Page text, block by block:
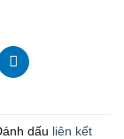
dấu liên kết